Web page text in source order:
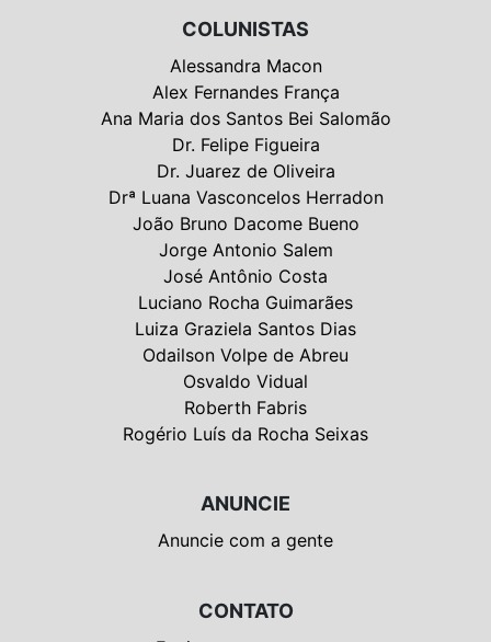
COLUNISTAS
Alessandra Macon
Alex Fernandes França
Ana Maria dos Santos Bei Salomão
Dr. Felipe Figueira
Dr. Juarez de Oliveira
Drª Luana Vasconcelos Herradon
João Bruno Dacome Bueno
Jorge Antonio Salem
José Antônio Costa
Luciano Rocha Guimarães
Luiza Graziela Santos Dias
Odailson Volpe de Abreu
Osvaldo Vidual
Roberth Fabris
Rogério Luís da Rocha Seixas
ANUNCIE
Anuncie com a gente
CONTATO